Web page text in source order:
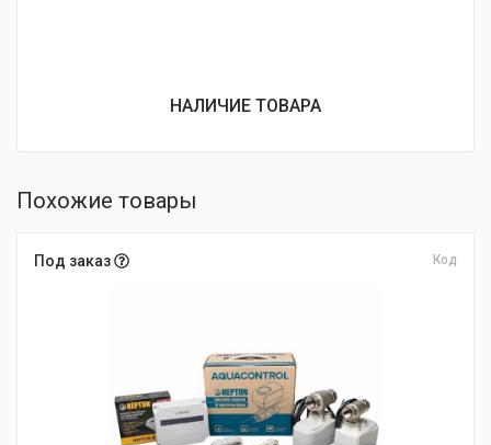
НАЛИЧИЕ ТОВАРА
Похожие товары
Под заказ Код